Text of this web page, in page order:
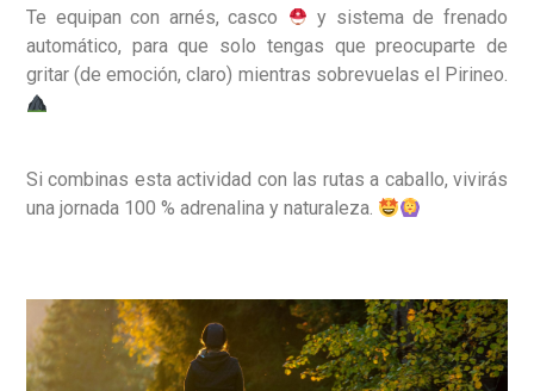
Te equipan con arnés, casco
y sistema de frenado
automático, para que solo tengas que preocuparte de
gritar (de emoción, claro) mientras sobrevuelas el Pirineo.
Si combinas esta actividad con las rutas a caballo, vivirás
una jornada 100 % adrenalina y naturaleza.